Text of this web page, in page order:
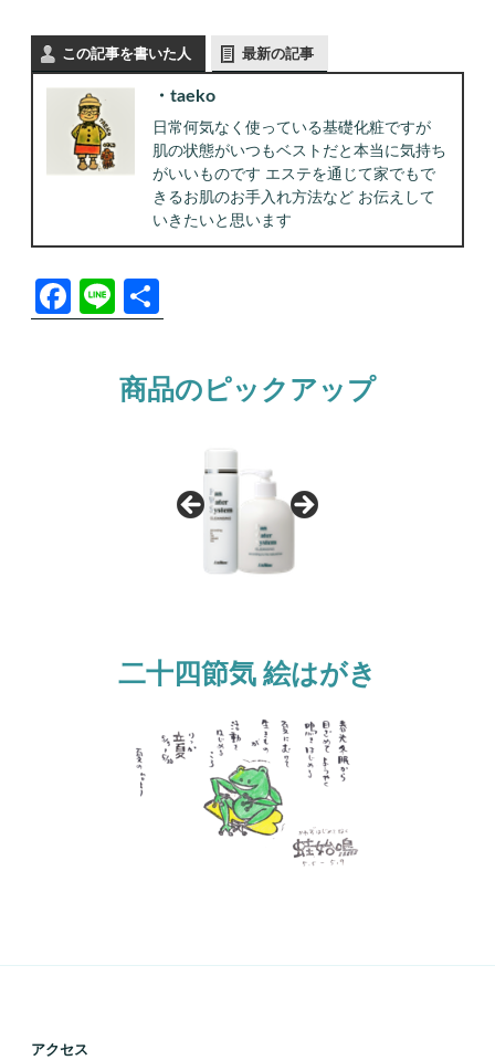
この記事を書いた人 最新の記事
taeko
日常何気なく使っている基礎化粧ですが
肌の状態がいつもベストだと本当に気持ち
がいいものです エステを通じて家でもで
きるお肌のお手入れ方法など お伝えして
いきたいと思います
F
a
Li
n
e
有
商品のピックアップ
二十四節気 絵はがき
アクセス